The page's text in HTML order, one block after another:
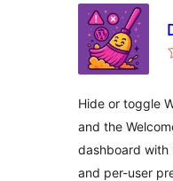
Hide or toggle
and the
dashboard
and per-user